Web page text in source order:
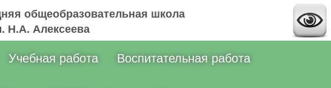
общеобразовательная школа
Н.А. Алексеева
Учебная работа Воспитательная работа